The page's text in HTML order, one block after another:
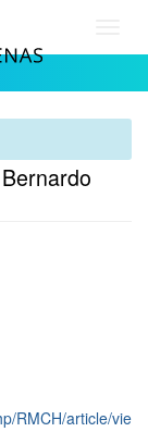
RMCH/article/vie